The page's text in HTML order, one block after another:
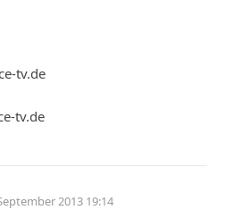
tv.de
tv.de
2013 19:14